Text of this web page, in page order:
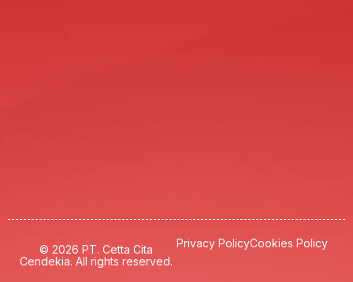
© 2026 PT. Cetta Cita
Cendekia. All rights reserved.
Privacy PolicyCookies Policy